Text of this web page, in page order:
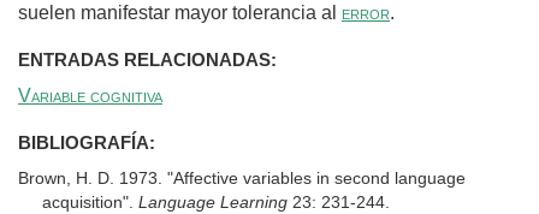
suelen manifestar mayor tolerancia al error.
ENTRADAS RELACIONADAS:
Variable cognitiva
BIBLIOGRAFÍA:
Brown, H. D. 1973. "Affective variables in second language
acquisition". Language Learning 23: 231-244.